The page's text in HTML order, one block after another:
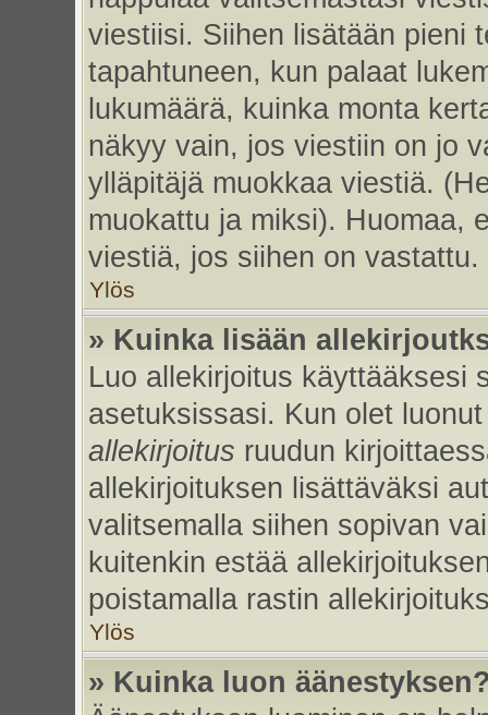
viestiisi. Siihen lisätään pieni
tapahtuneen, kun palaat
lukumäärä, kuinka monta
näkyy vain, jos viestiin on jo
ylläpitäjä muokkaa viestiä.
muokattu ja miksi). Huomaa,
viestiä, jos siihen on vastattu.
Ylös
» Kuinka lisään
Luo allekirjoitus käyttääksesi
asetuksissasi. Kun olet
allekirjoitus ruudun
allekirjoituksen lisättäväksi
valitsemalla siihen sopivan
kuitenkin estää
poistamalla rastin
Ylös
» Kuinka luon